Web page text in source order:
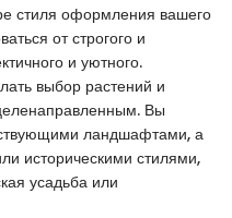
стиля оформления вашего
от строгого и
и уютного.
выбор растений и
Вы
ландшафтами, а
историческими стилями,
усадьба или